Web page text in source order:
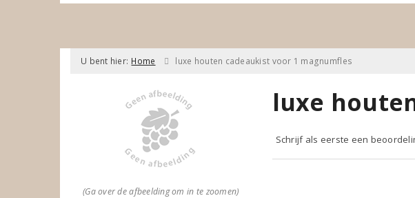
U bent hier: Home luxe houten cadeaukist voor 1 magnumfles
(Ga over de afbeelding om in te zoomen)
luxe
Schrijf als eerste een